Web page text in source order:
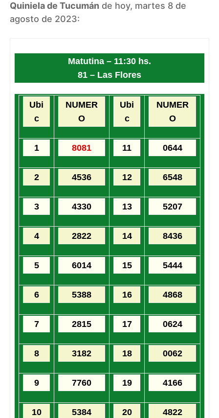
Quiniela de Tucumán de hoy, martes 8 de
agosto de 2023:
Matutina – 11:30 hs.
81 – Las Flores
Ubi
c
NUMER
O
Ubi
c
NUMER
O
1 8081 11 0644
2 4536 12 6548
3 4330 13 5207
4 2822 14 8436
5 6014 15 5444
6 5388 16 4868
7 2815 17 0624
8 3182 18 0062
9 7760 19 4166
10 5384 20 4822